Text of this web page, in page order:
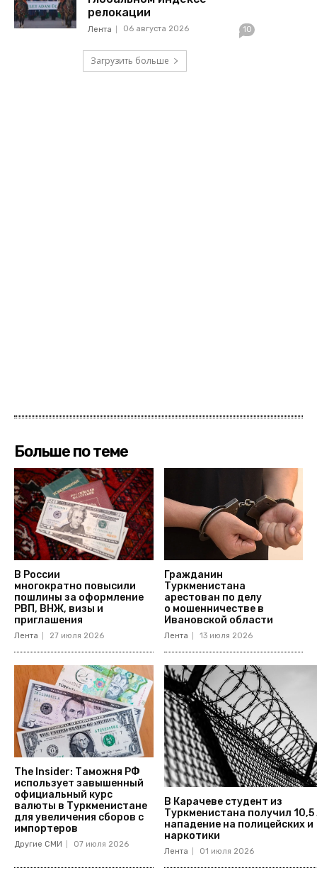
релокации
Лента 06 августа 2026 10
Загрузить больше
Больше по теме
В России
многократно повысили
пошлины за оформление
РВП, ВНЖ, визы и
приглашения
Лента 27 июля 2026
Гражданин
Туркменистана
арестован по делу
о мошенничестве в
Ивановской области
Лента 13 июля 2026
The Insider: Таможня РФ
использует завышенный
официальный курс
валюты в Туркменистане
для увеличения сборов с
импортеров
Другие СМИ 07 июля 2026
В Карачеве студент из
Туркменистана получил 10,5
нападение на полицейских и
наркотики
Лента 01 июля 2026